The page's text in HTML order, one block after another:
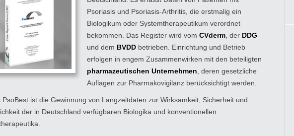
Psoriasis und Psoriasis-Arthritis, die erstmalig ein
Biologikum oder Systemtherapeutikum verordnet
bekommen. Das Register wird vom CVderm , der DDG
und dem BVDD betrieben. Einrichtung und Betrieb
erfolgen in engem Zusammenwirken mit den beteiligten
pharmazeutischen Unternehmen , deren gesetzliche
Auflagen zur Pharmakovigilanz berücksichtigt werden.
PsoBest ist die Gewinnung von Langzeitdaten zur Wirksamkeit, Sicherheit und
der in Deutschland verfügbaren Biologika und konventionellen